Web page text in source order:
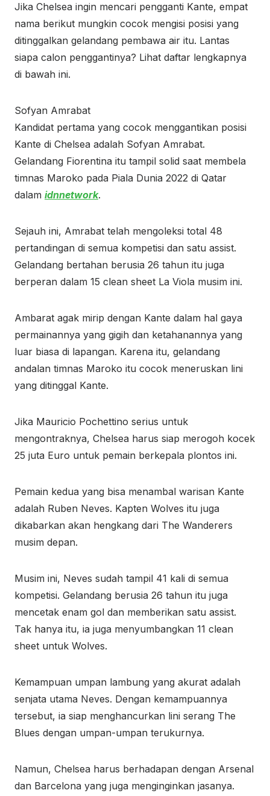
Jika Chelsea ingin mencari pengganti Kante, empat
nama berikut mungkin cocok mengisi posisi yang
ditinggalkan gelandang pembawa air itu. Lantas
siapa calon penggantinya? Lihat daftar lengkapnya
di bawah ini.
Sofyan Amrabat
Kandidat pertama yang cocok menggantikan posisi
Kante di Chelsea adalah Sofyan Amrabat.
Gelandang Fiorentina itu tampil solid saat membela
timnas Maroko pada Piala Dunia 2022 di Qatar
dalam idnnetwork.
Sejauh ini, Amrabat telah mengoleksi total 48
pertandingan di semua kompetisi dan satu assist.
Gelandang bertahan berusia 26 tahun itu juga
berperan dalam 15 clean sheet La Viola musim ini.
Ambarat agak mirip dengan Kante dalam hal gaya
permainannya yang gigih dan ketahanannya yang
luar biasa di lapangan. Karena itu, gelandang
andalan timnas Maroko itu cocok meneruskan lini
yang ditinggal Kante.
Jika Mauricio Pochettino serius untuk
mengontraknya, Chelsea harus siap merogoh kocek
25 juta Euro untuk pemain berkepala plontos ini.
Pemain kedua yang bisa menambal warisan Kante
adalah Ruben Neves. Kapten Wolves itu juga
dikabarkan akan hengkang dari The Wanderers
musim depan.
Musim ini, Neves sudah tampil 41 kali di semua
kompetisi. Gelandang berusia 26 tahun itu juga
mencetak enam gol dan memberikan satu assist.
Tak hanya itu, ia juga menyumbangkan 11 clean
sheet untuk Wolves.
Kemampuan umpan lambung yang akurat adalah
senjata utama Neves. Dengan kemampuannya
tersebut, ia siap menghancurkan lini serang The
Blues dengan umpan-umpan terukurnya.
Namun, Chelsea harus berhadapan dengan Arsenal
dan Barcelona yang juga menginginkan jasanya.